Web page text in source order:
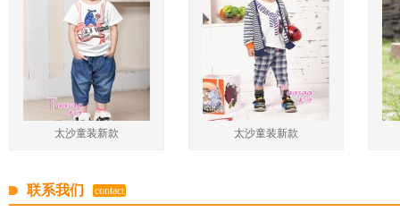
太沙童装新款 太沙童装新款
联系我们 contact